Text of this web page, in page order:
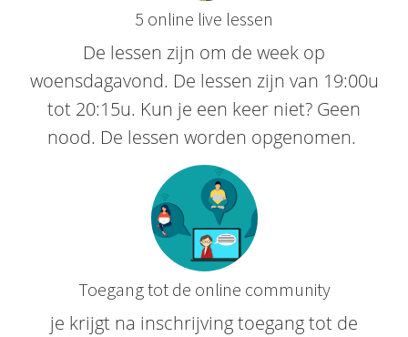
5 online live lessen
De lessen zijn om de week op
woensdagavond. De lessen zijn van 19:00u
tot 20:15u. Kun je een keer niet? Geen
nood. De lessen worden opgenomen.
Toegang tot de online community
je krijgt na inschrijving toegang tot de